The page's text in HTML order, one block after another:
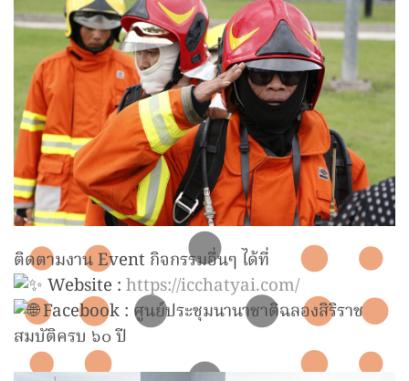
ติดตามงาน Event กิจกรรมอื่นๆ ได้ที่
Website : https://icchatyai.com/
Facebook : ศูนย์ประชุมนานาชาติฉลองสิริราช
สมบัติครบ ๖๐ ปี